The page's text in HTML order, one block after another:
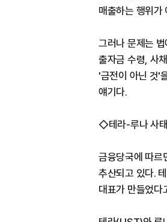
매출하는 행위가
그러나 문제는
출자금 수령, 사
'금전이 아닌 것'
얘기다.
◇테라-루나 사
금융당국에 따르
추산되고 있다.
대표가 만들었다